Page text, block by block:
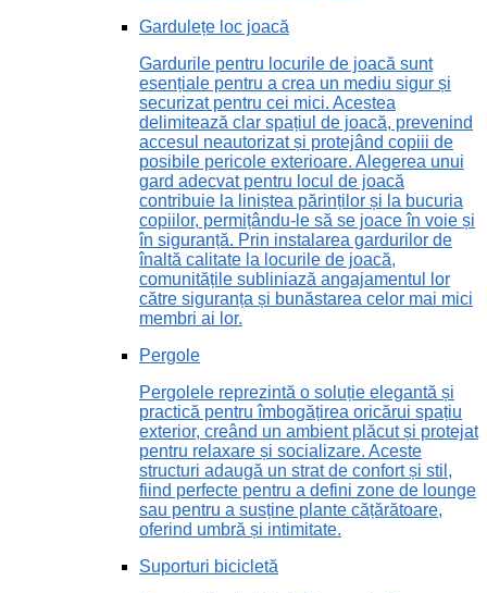
Gardulețe loc joacă
Gardurile pentru locurile de joacă sunt
esențiale pentru a crea un mediu sigur și
securizat pentru cei mici. Acestea
delimitează clar spațiul de joacă, prevenind
accesul neautorizat și protejând copiii de
posibile pericole exterioare. Alegerea unui
gard adecvat pentru locul de joacă
contribuie la liniștea părinților și la bucuria
copiilor, permițându-le să se joace în voie și
în siguranță. Prin instalarea gardurilor de
înaltă calitate la locurile de joacă,
comunitățile subliniază angajamentul lor
către siguranța și bunăstarea celor mai mici
membri ai lor.
Pergole
Pergolele reprezintă o soluție elegantă și
practică pentru îmbogățirea oricărui spațiu
exterior, creând un ambient plăcut și protejat
pentru relaxare și socializare. Aceste
structuri adaugă un strat de confort și stil,
fiind perfecte pentru a defini zone de lounge
sau pentru a susține plante cățărătoare,
oferind umbră și intimitate.
Suporturi bicicletă